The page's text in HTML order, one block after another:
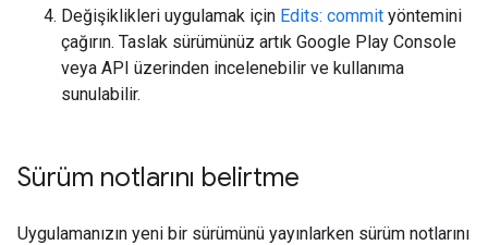
Değişiklikleri uygulamak için Edits: commit yöntemini
çağırın. Taslak sürümünüz artık Google Play Console
veya API üzerinden incelenebilir ve kullanıma
sunulabilir.
Sürüm notlarını belirtme
Uygulamanızın yeni bir sürümünü yayınlarken sürüm notlarını